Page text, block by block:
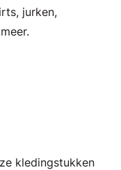
jurken,
kledingstukken